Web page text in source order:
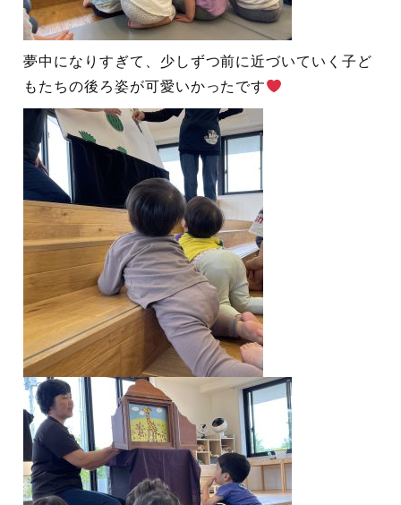
夢中になりすぎて、少しずつ前に近づいていく子ど
もたちの後ろ姿が可愛いかったです